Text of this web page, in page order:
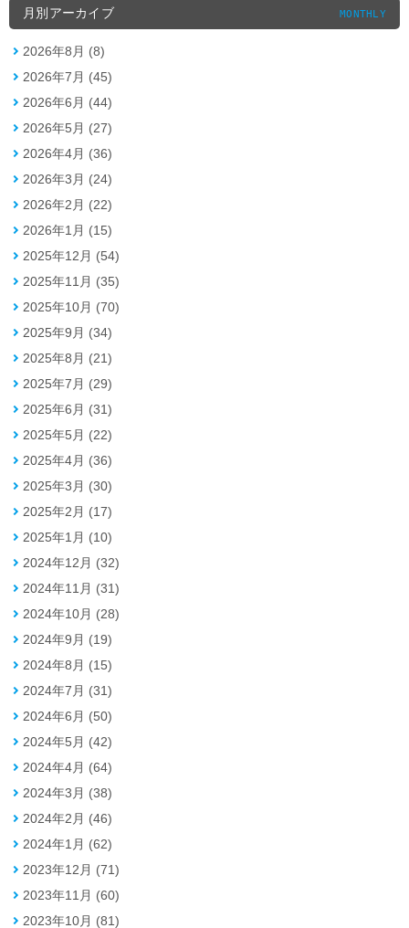
月別アーカイブ MONTHLY
2026年8月 (8)
2026年7月 (45)
2026年6月 (44)
2026年5月 (27)
2026年4月 (36)
2026年3月 (24)
2026年2月 (22)
2026年1月 (15)
2025年12月 (54)
2025年11月 (35)
2025年10月 (70)
2025年9月 (34)
2025年8月 (21)
2025年7月 (29)
2025年6月 (31)
2025年5月 (22)
2025年4月 (36)
2025年3月 (30)
2025年2月 (17)
2025年1月 (10)
2024年12月 (32)
2024年11月 (31)
2024年10月 (28)
2024年9月 (19)
2024年8月 (15)
2024年7月 (31)
2024年6月 (50)
2024年5月 (42)
2024年4月 (64)
2024年3月 (38)
2024年2月 (46)
2024年1月 (62)
2023年12月 (71)
2023年11月 (60)
2023年10月 (81)